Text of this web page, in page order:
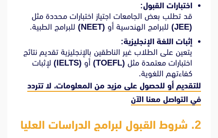
اختبارات القبول:
قد تطلب بعض الجامعات اجتياز اختبارات محددة مثل
(JEE)
للبرامج الهندسية أو (NEET)
للبرامج الطبية.
إثبات اللغة الإنجليزية:
يتعين على الطلاب غير الناطقين بالإنجليزية تقديم نتائج
اختبارات معتمدة مثل (TOEFL) أو (IELTS)
لإثبات
كفاءتهم اللغوية.
للتقديم أو للحصول على مزيد من المعلومات، لا تتردد
في التواصل معنا الآن
2. شروط القبول لبرامج الدراسات العليا